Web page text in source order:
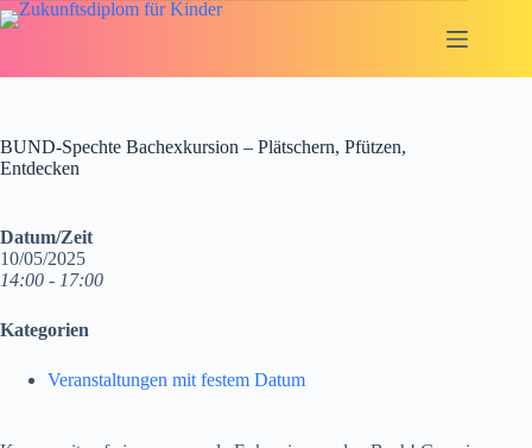
Zum
Inhalt
BUND-Spechte Bachexkursion – Plätschern, Pfützen,
Entdecken
Datum/Zeit
10/05/2025
14:00 - 17:00
Kategorien
Veranstaltungen mit festem Datum